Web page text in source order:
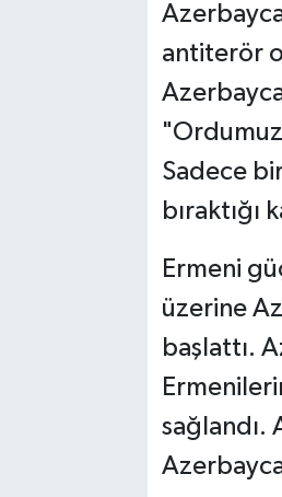
antiterör
"Ordumuz
Sadece
bıraktığı
Ermeni
üzerine
başlattı.
sağlandı.